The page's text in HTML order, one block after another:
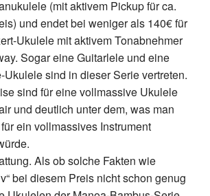
(mit aktivem Pickup für ca.
und endet bei weniger als 140€ für
Ukulele mit aktivem Tonabnehmer
Sogar eine Guitarlele und eine
Ukulele sind in dieser Serie vertreten.
sind für eine vollmassive Ukulele
und deutlich unter dem, was man
ein vollmassives Instrument
Als ob solche Fakten wie
bei diesem Preis nicht schon genug